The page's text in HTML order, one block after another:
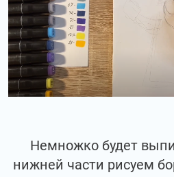
Немножко будет
нижней части рисуем